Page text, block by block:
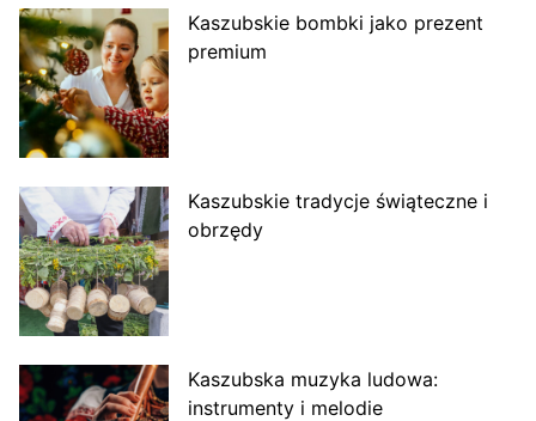
Kaszubskie bombki jako prezent
premium
Kaszubskie tradycje świąteczne i
obrzędy
Kaszubska muzyka ludowa:
instrumenty i melodie